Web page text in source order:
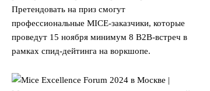
Претендовать на приз смогут
профессиональные MICE-заказчики, которые
проведут 15 ноября минимум 8 B2B-встреч в
рамках спид-дейтинга на воркшопе.